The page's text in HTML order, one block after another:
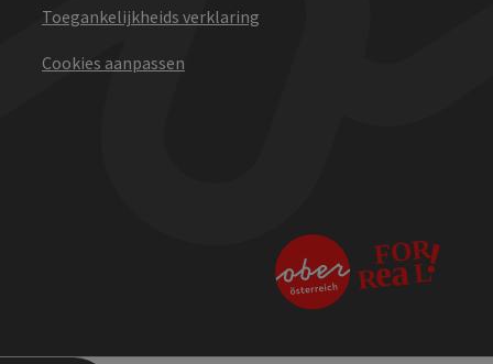
Toegankelijkheids verklaring
Cookies aanpassen